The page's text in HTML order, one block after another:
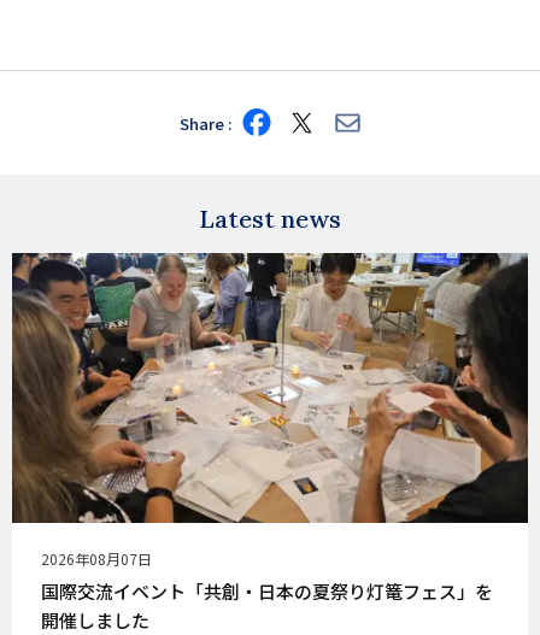
Share Share
on
Share
on
Share
via
Latest news
公
開
日
2026年08月07日
国際交流イベント「共創・日本の夏祭り灯篭フェス」を
開催しました